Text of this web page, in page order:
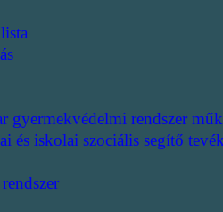
gyermekvédelmi rendszer
és iskolai szociális segítő